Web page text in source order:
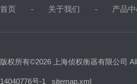
首页 关于我们 产品
版权所有©2026 上海侦权衡器有限公司
14040776号-1 sitemap.xml